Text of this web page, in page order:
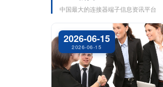
中国最大的连接器端子信息资讯平台
2026-06-15
2026-06-15